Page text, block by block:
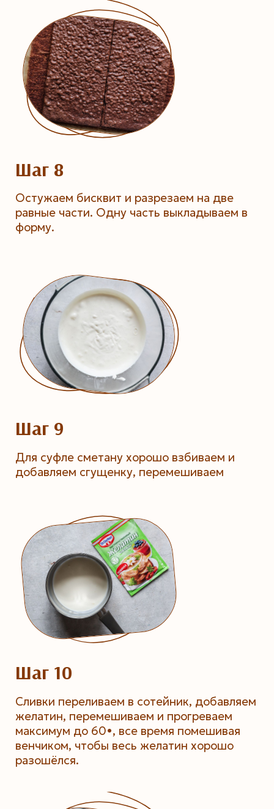
Шаг 8
Остужаем бисквит и разрезаем на две
равные части. Одну часть выкладываем в
форму.
Шаг 9
Для суфле сметану хорошо взбиваем и
добавляем сгущенку, перемешиваем
Шаг 10
Сливки переливаем в сотейник, добавляем
желатин, перемешиваем и прогреваем
максимум до 60•, все время помешивая
венчиком, чтобы весь желатин хорошо
разошёлся.